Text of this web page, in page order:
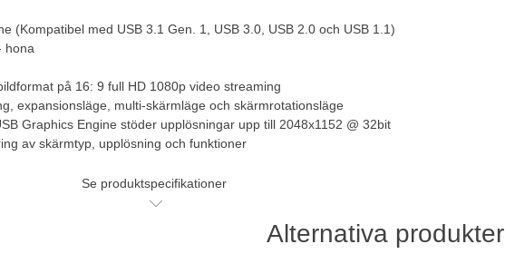
(Kompatibel med USB 3.1 Gen. 1, USB 3.0, USB 2.0 och USB 1.1)
hona
på 16: 9 full HD 1080p video streaming
expansionsläge, multi-skärmläge och skärmrotationsläge
Graphics Engine stöder upplösningar upp till 2048x1152 @ 32bit
av skärmtyp, upplösning och funktioner
Se produktspecifikationer
Alternativa produkter